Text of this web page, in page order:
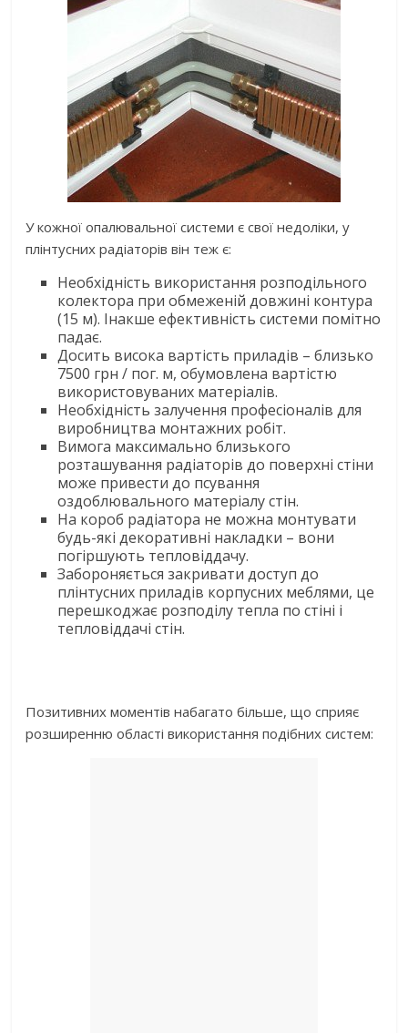
У кожної опалювальної системи є свої недоліки, у
плінтусних радіаторів він теж є:
Необхідність використання розподільного
колектора при обмеженій довжині контура
(15 м). Інакше ефективність системи помітно
падає.
Досить висока вартість приладів – близько
7500 грн / пог. м, обумовлена ​​вартістю
використовуваних матеріалів.
Необхідність залучення професіоналів для
виробництва монтажних робіт.
Вимога максимально близького
розташування радіаторів до поверхні стіни
може привести до псування
оздоблювального матеріалу стін.
На короб радіатора не можна монтувати
будь-які декоративні накладки – вони
погіршують тепловіддачу.
Забороняється закривати доступ до
плінтусних приладів корпусних меблями, це
перешкоджає розподілу тепла по стіні і
тепловіддачі стін.
Позитивних моментів набагато більше, що сприяє
розширенню області використання подібних систем: